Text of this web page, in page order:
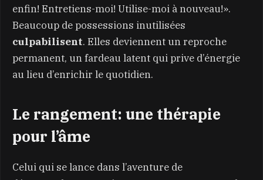
enfin! Entretiens-moi! Utilise-moi à nouveau!».
Beaucoup de possessions inutilisées
culpabilisent. Elles deviennent un reproche
permanent, un fardeau latent qui prive d’énergie
au lieu d’enrichir le quotidien.
Le rangement: une thérapie
pour l’âme
Celui qui se lance dans l’aventure de